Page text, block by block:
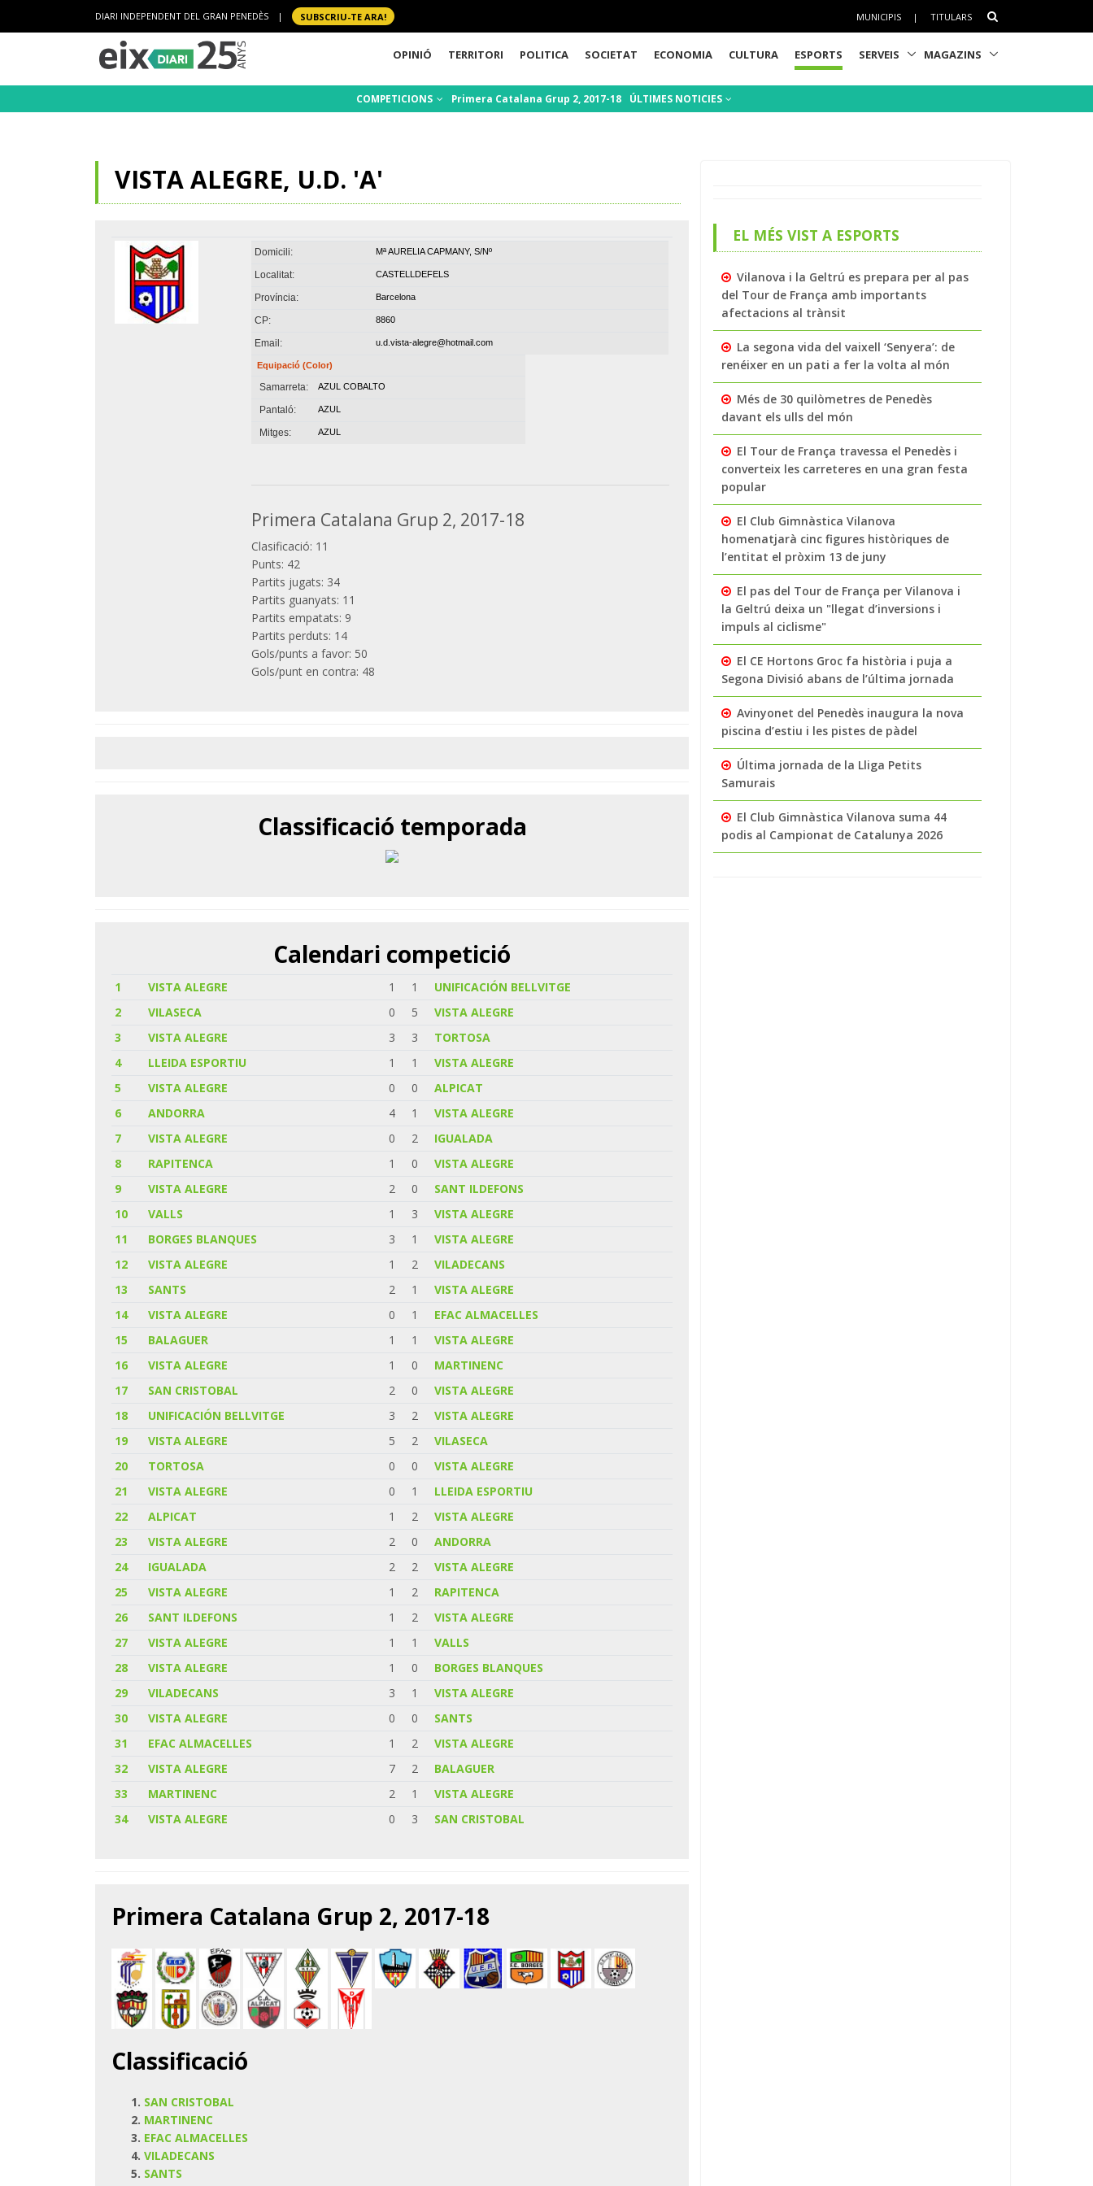
DIARI INDEPENDENT DEL GRAN PENEDÈS | SUBSCRIU-TE ARA! MUNICIPIS | TITULARS
OPINIÓ TERRITORI POLITICA SOCIETAT ECONOMIA CULTURA ESPORTS SERVEIS MAGAZINS
COMPETICIONS Primera Catalana Grup 2, 2017-18 ÚLTIMES NOTICIES
VISTA ALEGRE, U.D. 'A'
Domicili: Mª AURELIA CAPMANY, S/Nº
Localitat: CASTELLDEFELS
Província: Barcelona
CP: 8860
Email: u.d.vista-alegre@hotmail.com
Equipació (Color)
Samarreta: AZUL COBALTO
Pantaló: AZUL
Mitges: AZUL
Primera Catalana Grup 2, 2017-18
Clasificació: 11
Punts: 42
Partits jugats: 34
Partits guanyats: 11
Partits empatats: 9
Partits perduts: 14
Gols/punts a favor: 50
Gols/punt en contra: 48
Classificació temporada
Calendari competició
1 VISTA ALEGRE 1 1
UNIFICACIÓN BELLVITGE
2
VILASECA 0 5
VISTA ALEGRE
3
VISTA ALEGRE 3 3
TORTOSA
4
LLEIDA ESPORTIU 1 1
VISTA ALEGRE
5
VISTA ALEGRE 0 0
ALPICAT
6
ANDORRA 4 1
VISTA ALEGRE
7
VISTA ALEGRE 0 2
IGUALADA
8
RAPITENCA 1 0
VISTA ALEGRE
9
VISTA ALEGRE 2 0
SANT ILDEFONS
10
VALLS 1 3
VISTA ALEGRE
11
BORGES BLANQUES 3 1
VISTA ALEGRE
12
VISTA ALEGRE 1 2
VILADECANS
13
SANTS 2 1
VISTA ALEGRE
14
VISTA ALEGRE 0 1
EFAC ALMACELLES
15
BALAGUER 1 1
VISTA ALEGRE
16
VISTA ALEGRE 1 0
MARTINENC
17
SAN CRISTOBAL 2 0
VISTA ALEGRE
18
UNIFICACIÓN BELLVITGE 3 2
VISTA ALEGRE
19
VISTA ALEGRE 5 2
VILASECA
20
TORTOSA 0 0
VISTA ALEGRE
21
VISTA ALEGRE 0 1
LLEIDA ESPORTIU
22
ALPICAT 1 2
VISTA ALEGRE
23
VISTA ALEGRE 2 0
ANDORRA
24
IGUALADA 2 2
VISTA ALEGRE
25
VISTA ALEGRE 1 2
RAPITENCA
26
SANT ILDEFONS 1 2
VISTA ALEGRE
27
VISTA ALEGRE 1 1
VALLS
28
VISTA ALEGRE 1 0
BORGES BLANQUES
29
VILADECANS 3 1
VISTA ALEGRE
30
VISTA ALEGRE 0 0
SANTS
31
EFAC ALMACELLES 1 2
VISTA ALEGRE
32
VISTA ALEGRE 7 2
BALAGUER
33
MARTINENC 2 1
VISTA ALEGRE
34
VISTA ALEGRE 0 3 SAN CRISTOBAL
Primera Catalana Grup 2, 2017-18
Classificació
SAN CRISTOBAL
MARTINENC
EFAC ALMACELLES
VILADECANS
SANTS
EL MÉS VIST A ESPORTS
Vilanova i la Geltrú es prepara per al pas
del Tour de França amb importants
afectacions al trànsit
La segona vida del vaixell ‘Senyera’: de
renéixer en un pati a fer la volta al món
Més de 30 quilòmetres de Penedès
davant els ulls del món
El Tour de França travessa el Penedès i
converteix les carreteres en una gran festa
popular
El Club Gimnàstica Vilanova
homenatjarà cinc figures històriques de
l’entitat el pròxim 13 de juny
El pas del Tour de França per Vilanova i
la Geltrú deixa un "llegat d’inversions i
impuls al ciclisme"
El CE Hortons Groc fa història i puja a
Segona Divisió abans de l’última jornada
Avinyonet del Penedès inaugura la nova
piscina d’estiu i les pistes de pàdel
Última jornada de la Lliga Petits
Samurais
El Club Gimnàstica Vilanova suma 44
podis al Campionat de Catalunya 2026